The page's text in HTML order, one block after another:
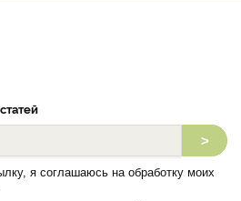
>
я соглашаюсь на обработку моих